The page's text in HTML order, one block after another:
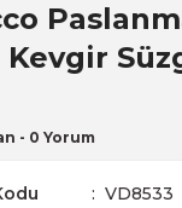
Kevgir
- 0 Yorum
VD8533